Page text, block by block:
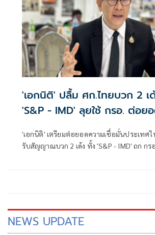
'เอกนิติ' ปลื้ม ศก.ไทยบวก 2 เ
'S&P - IMD' ลุยใช้ กรอ. ต่อย
'เอกนิติ' เตรียมต่อยอดความเชื่อมั่นประเทศ
รับสัญญาณบวก 2 เด้ง ทั้ง 'S&P - IMD' ถก กรอ
NEWS UPDATE